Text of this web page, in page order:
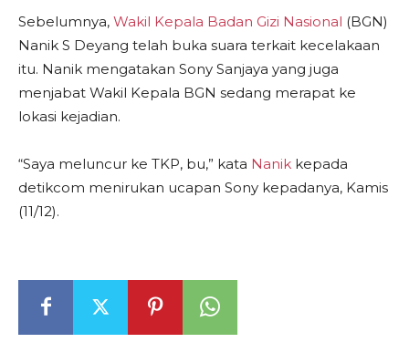
Sebelumnya, Wakil Kepala Badan Gizi Nasional (BGN)
Nanik S Deyang telah buka suara terkait kecelakaan
itu. Nanik mengatakan Sony Sanjaya yang juga
menjabat Wakil Kepala BGN sedang merapat ke
lokasi kejadian.
“Saya meluncur ke TKP, bu,” kata Nanik kepada
detikcom menirukan ucapan Sony kepadanya, Kamis
(11/12).